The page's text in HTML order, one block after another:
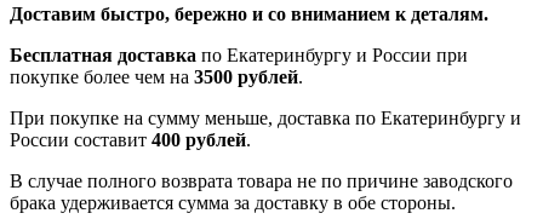
Доставим быстро, бережно и со вниманием к деталям.
Бесплатная доставка по Екатеринбургу и России при
покупке более чем на 3500 рублей.
При покупке на сумму меньше, доставка по Екатеринбургу и
России составит 400 рублей.
В случае полного возврата товара не по причине заводского
брака удерживается сумма за доставку в обе стороны.